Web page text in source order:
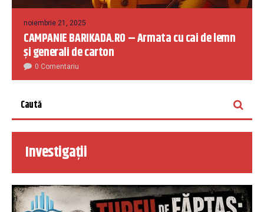
noiembrie 21, 2025
CAMPANIE BARIKADA.RO – Armata cu cai de lemn
și generali de carton
0 Comentariu
Investigații